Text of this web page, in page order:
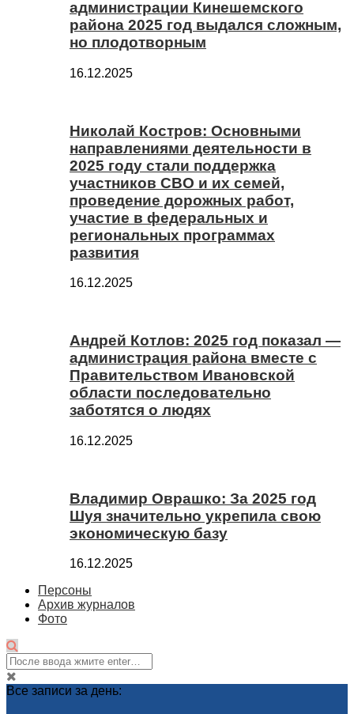
администрации Кинешемского
района 2025 год выдался сложным,
но плодотворным
16.12.2025
Николай Костров: Основными
направлениями деятельности в
2025 году стали поддержка
участников СВО и их семей,
проведение дорожных работ,
участие в федеральных и
региональных программах
развития
16.12.2025
Андрей Котлов: 2025 год показал —
администрация района вместе с
Правительством Ивановской
области последовательно
заботятся о людях
16.12.2025
Владимир Оврашко: За 2025 год
Шуя значительно укрепила свою
экономическую базу
16.12.2025
Персоны
Архив журналов
Фото
Все записи за день: